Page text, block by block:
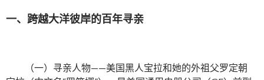
一、跨越大洋彼岸的百年寻亲
（一）寻亲人物——美国黑人宝拉和她的外祖父罗定朝